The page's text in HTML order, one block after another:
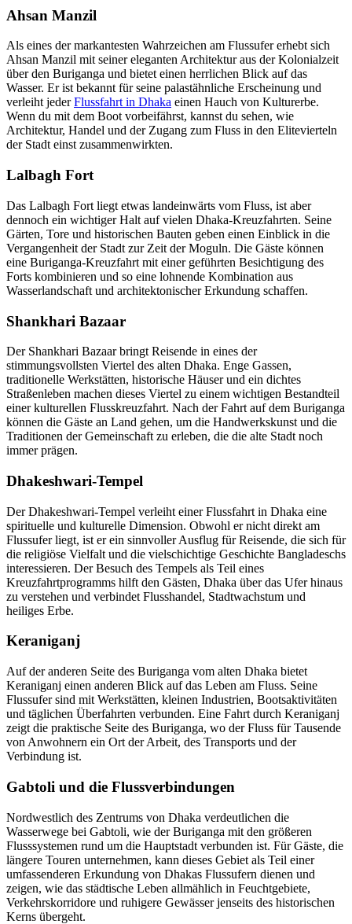
Ahsan Manzil
Als eines der markantesten Wahrzeichen am Flussufer erhebt sich
Ahsan Manzil mit seiner eleganten Architektur aus der Kolonialzeit
über den Buriganga und bietet einen herrlichen Blick auf das
Wasser. Er ist bekannt für seine palastähnliche Erscheinung und
verleiht jederFlussfahrt in Dhaka einen Hauch von Kulturerbe.
Wenn du mit dem Boot vorbeifährst, kannst du sehen, wie
Architektur, Handel und der Zugang zum Fluss in den Elitevierteln
der Stadt einst zusammenwirkten.
Lalbagh Fort
Das Lalbagh Fort liegt etwas landeinwärts vom Fluss, ist aber
dennoch ein wichtiger Halt auf vielen Dhaka-Kreuzfahrten. Seine
Gärten, Tore und historischen Bauten geben einen Einblick in die
Vergangenheit der Stadt zur Zeit der Moguln. Die Gäste können
eine Buriganga-Kreuzfahrt mit einer geführten Besichtigung des
Forts kombinieren und so eine lohnende Kombination aus
Wasserlandschaft und architektonischer Erkundung schaffen.
Shankhari Bazaar
Der Shankhari Bazaar bringt Reisende in eines der
stimmungsvollsten Viertel des alten Dhaka. Enge Gassen,
traditionelle Werkstätten, historische Häuser und ein dichtes
Straßenleben machen dieses Viertel zu einem wichtigen Bestandteil
einer kulturellen Flusskreuzfahrt. Nach der Fahrt auf dem Buriganga
können die Gäste an Land gehen, um die Handwerkskunst und die
Traditionen der Gemeinschaft zu erleben, die die alte Stadt noch
immer prägen.
Dhakeshwari-Tempel
Der Dhakeshwari-Tempel verleiht einer Flussfahrt in Dhaka eine
spirituelle und kulturelle Dimension. Obwohl er nicht direkt am
Flussufer liegt, ist er ein sinnvoller Ausflug für Reisende, die sich für
die religiöse Vielfalt und die vielschichtige Geschichte Bangladeschs
interessieren. Der Besuch des Tempels als Teil eines
Kreuzfahrtprogramms hilft den Gästen, Dhaka über das Ufer hinaus
zu verstehen und verbindet Flusshandel, Stadtwachstum und
heiliges Erbe.
Keraniganj
Auf der anderen Seite des Buriganga vom alten Dhaka bietet
Keraniganj einen anderen Blick auf das Leben am Fluss. Seine
Flussufer sind mit Werkstätten, kleinen Industrien, Bootsaktivitäten
und täglichen Überfahrten verbunden. Eine Fahrt durch Keraniganj
zeigt die praktische Seite des Buriganga, wo der Fluss für Tausende
von Anwohnern ein Ort der Arbeit, des Transports und der
Verbindung ist.
Gabtoli und die Flussverbindungen
Nordwestlich des Zentrums von Dhaka verdeutlichen die
Wasserwege bei Gabtoli, wie der Buriganga mit den größeren
Flusssystemen rund um die Hauptstadt verbunden ist. Für Gäste, die
längere Touren unternehmen, kann dieses Gebiet als Teil einer
umfassenderen Erkundung von Dhakas Flussufern dienen und
zeigen, wie das städtische Leben allmählich in Feuchtgebiete,
Verkehrskorridore und ruhigere Gewässer jenseits des historischen
Kerns übergeht.